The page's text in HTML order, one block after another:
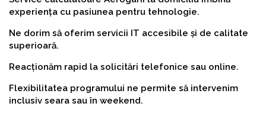
experiența cu pasiunea pentru tehnologie.
Ne dorim să oferim servicii IT accesibile și de calitate
superioară.
Reacționăm rapid la solicitări telefonice sau online.
Flexibilitatea programului ne permite să intervenim
inclusiv seara sau în weekend.